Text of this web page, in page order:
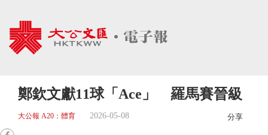
鄭欽文獻11球「Ace」 羅馬賽晉級
大公報 A20：體育 2026-05-08 分享